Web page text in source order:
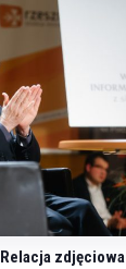
Relacja zdjęciowa